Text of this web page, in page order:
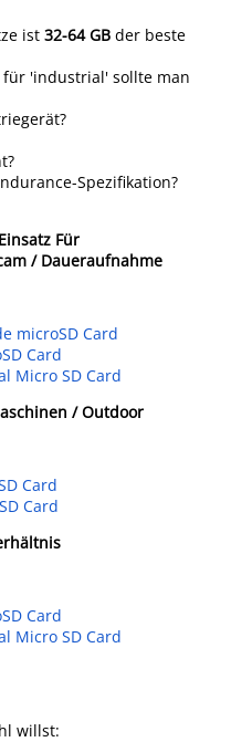
ist 32-64 GB der beste
für 'industrial' sollte man
Spezifikation?
Für
/ Daueraufnahme
microSD Card
Card
Micro SD Card
/ Outdoor
Card
Card
Card
Micro SD Card
willst: